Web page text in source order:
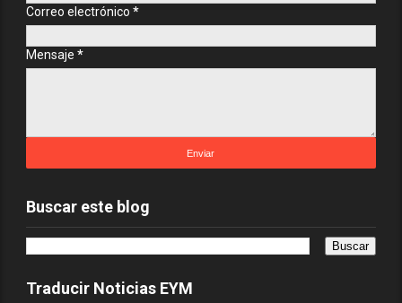
Correo electrónico *
Mensaje *
Buscar este blog
Traducir Noticias EYM